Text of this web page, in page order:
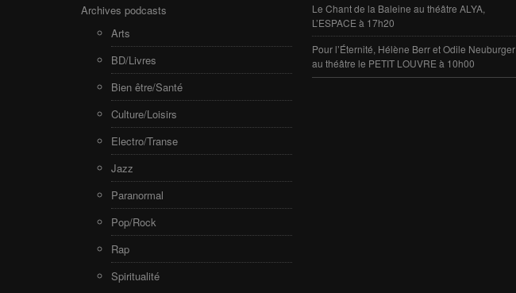
Archives podcasts
Arts
BD/Livres
Bien être/Santé
Culture/Loisirs
Electro/Transe
Jazz
Paranormal
Pop/Rock
Rap
Spiritualité
Le Chant de la Baleine au théâtre ALYA,
L’ESPACE à 17h20
Pour l’Éternité, Hélène Berr et Odile Neuburger
au théâtre le PETIT LOUVRE à 10h00